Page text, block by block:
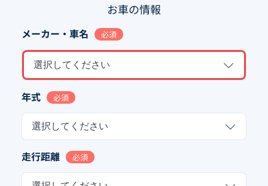
お車の情報
メーカー・車名 必須
選択してください
年式 必須
選択してください
走行距離 必須